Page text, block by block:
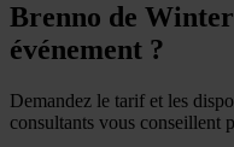
Brenno de
événement ?
Demandez le tarif et les
consultants vous conseillent